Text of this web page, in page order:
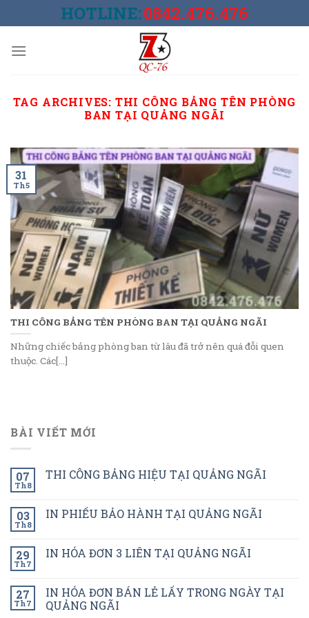
to
HOTLINE:0842.476.476
TAG ARCHIVES: THI CÔNG BẢNG TÊN PHÒNG
BAN TẠI QUẢNG NGÃI
THI CÔNG BẢNG TÊN PHÒNG BAN TẠI QUẢNG NGÃI
Những chiếc bảng phòng ban từ lâu đã trở nên quá đỗi quen
thuộc. Các[...]
31
Th5
BÀI VIẾT MỚI
07
Th8
THI CÔNG BẢNG HIỆU TẠI QUẢNG NGÃI
03
Th8
IN PHIẾU BẢO HÀNH TẠI QUẢNG NGÃI
29
Th7
IN HÓA ĐƠN 3 LIÊN TẠI QUẢNG NGÃI
27
Th7
IN HÓA ĐƠN BÁN LẺ LẤY TRONG NGÀY TẠI
QUẢNG NGÃI